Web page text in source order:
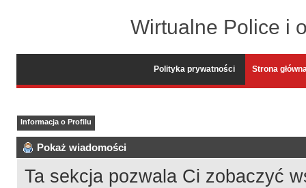
Wirtualne Police i
Polityka prywatności Strona
Informacja o Profilu
Pokaż wiadomości
Ta sekcja pozwala Ci zobaczyć